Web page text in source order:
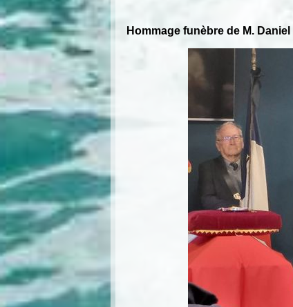
Hommage funèbre de M.